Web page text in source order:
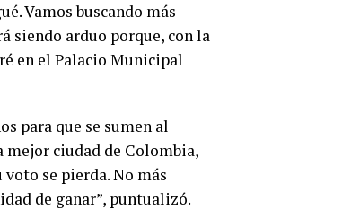
Vamos buscando más
siendo arduo porque, con la
en el Palacio Municipal
para que se sumen al
mejor ciudad de Colombia,
se pierda. No más
de ganar”, puntualizó.